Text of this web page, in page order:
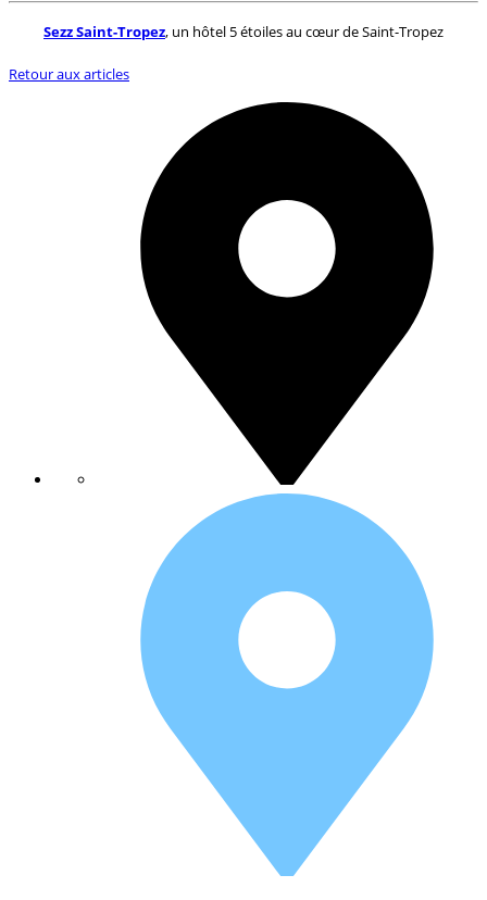
Sezz Saint-Tropez, un hôtel 5 étoiles au cœur de Saint-Tropez
Retour aux articles